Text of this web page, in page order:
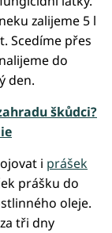
zalijeme 5 l
Scedíme přes
do
den.
škůdci?
i prášek
prášku do
oleje.
tři dny